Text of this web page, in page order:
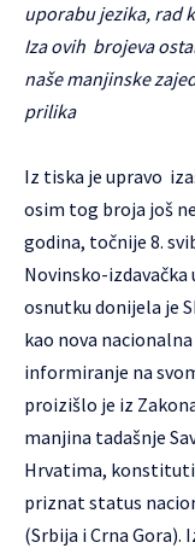
uporabu jezika, rad
Iza ovih brojeva
naše manjinske
prilika
Iz tiska je upravo
osim tog broja još
godina, točnije 8.
Novinsko-izdavačka
osnutku donijela je
kao nova
informiranje na
proizišlo je iz
manjina tadašnje
Hrvatima,
priznat status
(Srbija i Crna Gora).